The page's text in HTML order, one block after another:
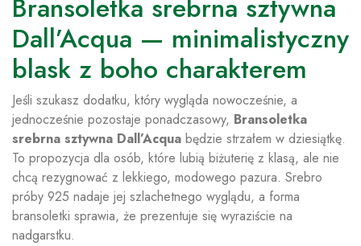
Bransoletka srebrna sztywna
Dall’Acqua — minimalistyczny
blask z boho charakterem
Jeśli szukasz dodatku, który wygląda nowocześnie, a
jednocześnie pozostaje ponadczasowy, Bransoletka
srebrna sztywna Dall’Acqua będzie strzałem w dziesiątkę.
To propozycja dla osób, które lubią biżuterię z klasą, ale nie
chcą rezygnować z lekkiego, modowego pazura. Srebro
próby 925 nadaje jej szlachetnego wyglądu, a forma
bransoletki sprawia, że prezentuje się wyraziście na
nadgarstku.